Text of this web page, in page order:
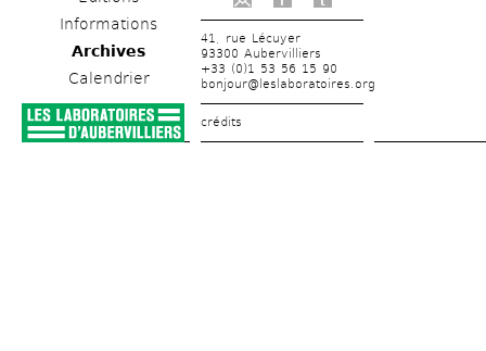
Informations
Archives
Calendrier
41, rue Lécuyer
93300 Aubervilliers
+33 (0)1 53 56 15 90
bonjour@leslaboratoires.org
crédits